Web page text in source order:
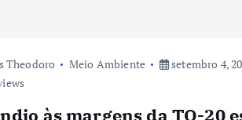
Theodoro Meio Ambiente
setembro 4,
às margens da TO-20